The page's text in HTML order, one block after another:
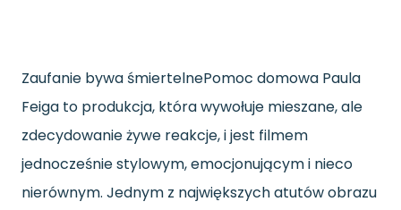
Zaufanie bywa śmiertelnePomoc domowa Paula
Feiga to produkcja, która wywołuje mieszane, ale
zdecydowanie żywe reakcje, i jest filmem
jednocześnie stylowym, emocjonującym i nieco
nierównym. Jednym z największych atutów obrazu